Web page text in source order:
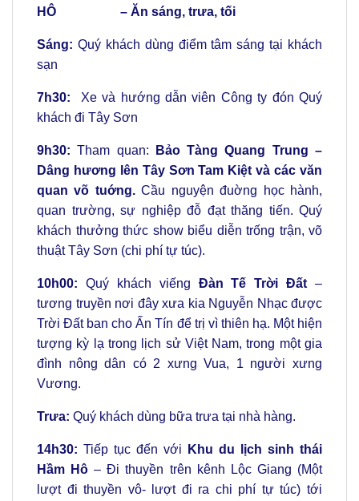
HÔ – Ăn sáng, trưa, tối
Sáng: Quý khách dùng điểm tâm sáng tại khách
sạn
7h30: Xe và hướng dẫn viên Công ty đón Quý
khách đi Tây Sơn
9h30:Tham quan:
Bảo Tàng Quang Trung –
Dâng hương lên Tây Sơn Tam Kiệt và các văn
quan võ tuớng.Cầu nguyện đuờng học hành,
quan trường, sự nghiệp đỗ đạt thăng tiến. Quý
khách thưởng thức show biểu diễn trống trận, võ
thuật Tây Sơn (chi phí tự túc).
10h00: Quý khách viếng Đàn Tế Trời Đất–
tương truyền nơi đây xưa kia Nguyễn Nhạc được
Trời Đất ban cho Ấn Tín để trị vì thiên hạ. Một hiện
tượng kỳ lạ trong lịch sử Việt Nam, trong một gia
đình nông dân có 2 xưng Vua, 1 người xưng
Vương.
Trưa: Quý khách dùng bữa trưa tại nhà hàng.
14h30: Tiếp tục đến với
Khu du lịch sinh thái
Hầm Hô – Đi thuyền trên kênh Lộc Giang (Một
lượt đi thuyền vô- lượt đi ra chi phí tự túc) tới